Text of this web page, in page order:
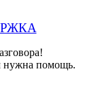
нужна помощь.